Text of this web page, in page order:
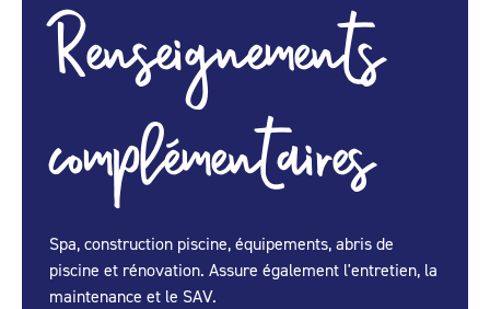
Renseignements
complémentaires
Spa, construction piscine, équipements, abris de
piscine et rénovation. Assure également l'entretien, la
maintenance et le SAV.